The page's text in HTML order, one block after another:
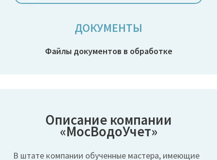
ДОКУМЕНТЫ
Файлы документов в обработке
Описание компании
«МосВодоУчет»
В штате компании обученные мастера, имеющие